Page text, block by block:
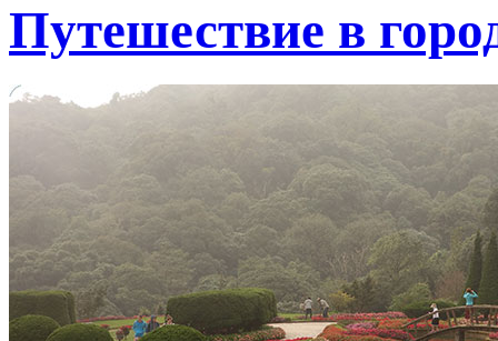
Путешествие в